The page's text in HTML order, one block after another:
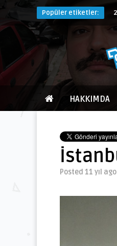
Popüler etiketler:
HAKKIMDA
Posted 11 yıl ago